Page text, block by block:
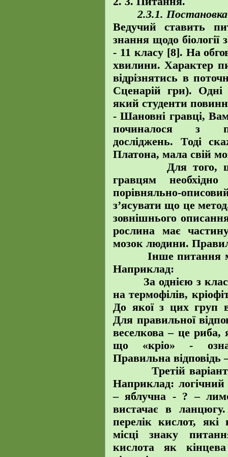
2.3.1.
Ведучий ставить
знання щодо біології
- 11 класу [8]. На
хвилини. Характер
відрізнятись в
Сценарій гри).
який студенти
- Шановні гравці,
починалося з
досліджень. Тоді
Платона, мала свій
Для того, щоб
гравцям
порівняльно-
з’ясувати що це
зовнішнього
рослина має
мозок людини.
Інше питання має
Наприклад:
За однією з
на термофілів,
До якої з цих груп
Для правильної
веселкова – це риба,
що «кріо» -
Правильна відповідь
Третій варіант
Наприклад:
– яблучна - ? –
вистачає в
перелік кислот,
місці знаку
кислота як